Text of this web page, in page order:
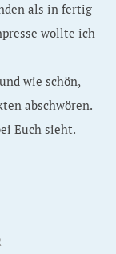
als in fertig
wollte ich
wie schön,
abschwören.
Euch sieht.